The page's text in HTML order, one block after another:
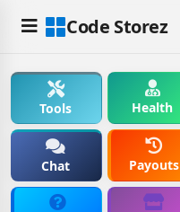
Code Storez
Tools Health
Chat Payouts